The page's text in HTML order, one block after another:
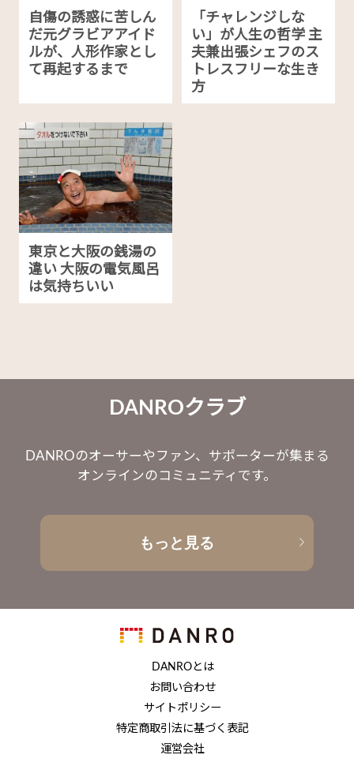
自傷の誘惑に苦しん
だ元グラビアアイド
ルが、人形作家とし
て再起するまで
「チャレンジしな
い」が人生の哲学 主
夫兼出張シェフのス
トレスフリーな生き
方
東京と大阪の銭湯の
違い 大阪の電気風呂
は気持ちいい
DANROクラブ
DANROのオーサーやファン、サポーターが集まる
オンラインのコミュニティです。
もっと見る
DANROとは
お問い合わせ
サイトポリシー
特定商取引法に基づく表記
運営会社